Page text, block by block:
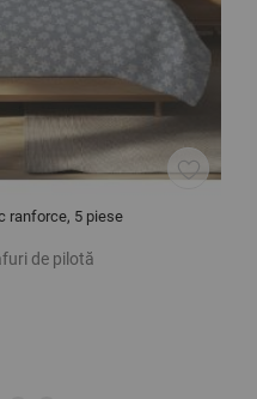
ranforce, 5 piese
de pilotă